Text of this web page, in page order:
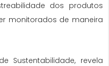
dos produtos
monitorados de maneira
Sustentabilidade, revela